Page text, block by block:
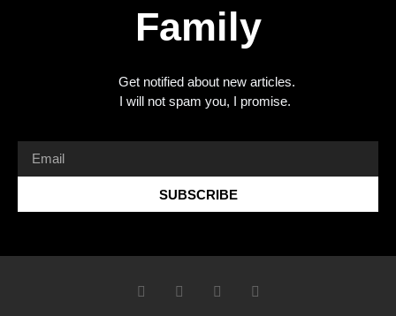
Family
Get notified about new articles.
I will not spam you, I promise.
SUBSCRIBE